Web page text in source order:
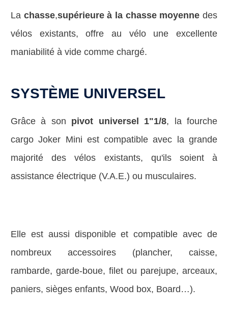
La chasse,supérieure à la chasse moyennedes
vélos existants, offre au vélo une excellente
maniabilité à vide comme chargé.
SYSTÈME UNIVERSEL
Grâce à son pivot universel 1"1/8, la fourche
cargo Joker Mini est compatible avec la grande
majorité des vélos existants, qu'ils soient à
assistance électrique (V.A.E.) ou musculaires.
Elle est aussi disponible et compatible avec de
nombreux accessoires (plancher, caisse,
rambarde, garde-boue, filet ou parejupe, arceaux,
paniers, sièges enfants, Wood box, Board…).